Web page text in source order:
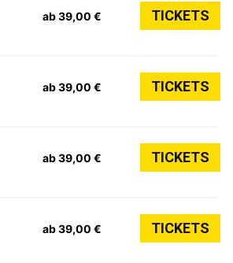
ab 39,00 € TICKETS
ab 39,00 € TICKETS
ab 39,00 € TICKETS
ab 39,00 € TICKETS